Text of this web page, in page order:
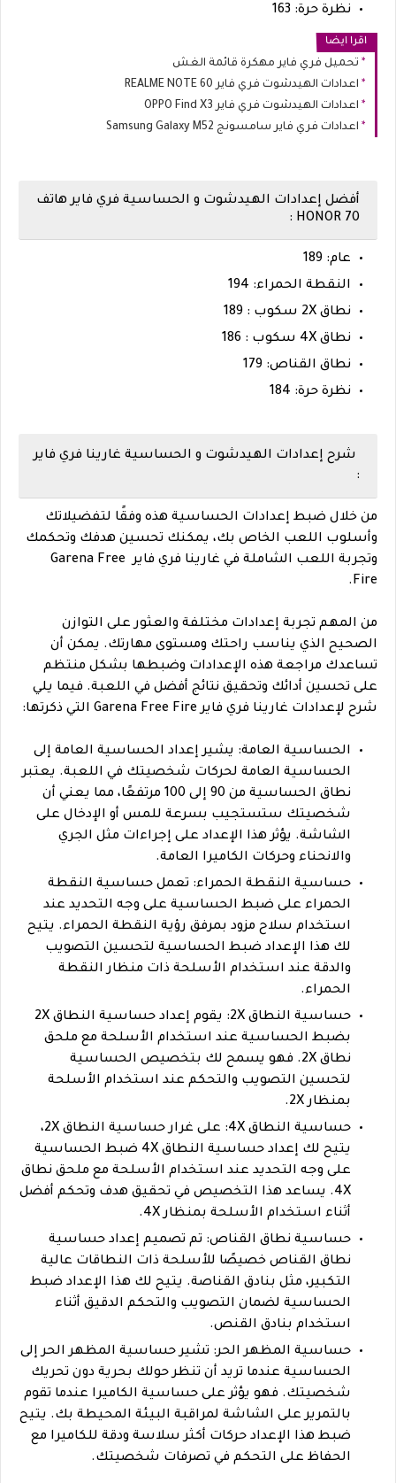
نظرة حرة: 163
اقرا ايضا
تحميل فري فاير مهكرة قائمة الغش
اعدادات الهيدشوت فري فاير REALME NOTE 60
اعدادات الهيدشوت فري فاير OPPO Find X3
اعدادات فري فاير سامسونج Samsung Galaxy M52
أفضل إعدادات الهيدشوت و الحساسية فري فاير هاتف
HONOR 70 :
عام: 189
النقطة الحمراء: 194
نطاق 2X سكوب : 189
نطاق 4X سكوب : 186
نطاق القناص: 179
نظرة حرة: 184
شرح إعدادات الهيدشوت و الحساسية غارينا فري فاير
:
من خلال ضبط إعدادات الحساسية هذه وفقًا لتفضيلاتك
وأسلوب اللعب الخاص بك، يمكنك تحسين هدفك وتحكمك
وتجربة اللعب الشاملة في غارينا فري فاير Garena Free
Fire.
من المهم تجربة إعدادات مختلفة والعثور على التوازن
الصحيح الذي يناسب راحتك ومستوى مهارتك. يمكن أن
تساعدك مراجعة هذه الإعدادات وضبطها بشكل منتظم
على تحسين أدائك وتحقيق نتائج أفضل في اللعبة. فيما يلي
شرح لإعدادات غارينا فري فاير Garena Free Fire التي ذكرتها:
الحساسية العامة: يشير إعداد الحساسية العامة إلى
الحساسية العامة لحركات شخصيتك في اللعبة. يعتبر
نطاق الحساسية من 90 إلى 100 مرتفعًا، مما يعني أن
شخصيتك ستستجيب بسرعة للمس أو الإدخال على
الشاشة. يؤثر هذا الإعداد على إجراءات مثل الجري
والانحناء وحركات الكاميرا العامة.
حساسية النقطة الحمراء: تعمل حساسية النقطة
الحمراء على ضبط الحساسية على وجه التحديد عند
استخدام سلاح مزود بمرفق رؤية النقطة الحمراء. يتيح
لك هذا الإعداد ضبط الحساسية لتحسين التصويب
والدقة عند استخدام الأسلحة ذات منظار النقطة
الحمراء.
حساسية النطاق 2X: يقوم إعداد حساسية النطاق 2X
بضبط الحساسية عند استخدام الأسلحة مع ملحق
نطاق 2X. فهو يسمح لك بتخصيص الحساسية
لتحسين التصويب والتحكم عند استخدام الأسلحة
بمنظار 2X.
حساسية النطاق 4X: على غرار حساسية النطاق 2X،
يتيح لك إعداد حساسية النطاق 4X ضبط الحساسية
على وجه التحديد عند استخدام الأسلحة مع ملحق نطاق
4X. يساعد هذا التخصيص في تحقيق هدف وتحكم أفضل
أثناء استخدام الأسلحة بمنظار 4X.
حساسية نطاق القناص: تم تصميم إعداد حساسية
نطاق القناص خصيصًا للأسلحة ذات النطاقات عالية
التكبير، مثل بنادق القناصة. يتيح لك هذا الإعداد ضبط
الحساسية لضمان التصويب والتحكم الدقيق أثناء
استخدام بنادق القنص.
حساسية المظهر الحر: تشير حساسية المظهر الحر إلى
الحساسية عندما تريد أن تنظر حولك بحرية دون تحريك
شخصيتك. فهو يؤثر على حساسية الكاميرا عندما تقوم
بالتمرير على الشاشة لمراقبة البيئة المحيطة بك. يتيح
ضبط هذا الإعداد حركات أكثر سلاسة ودقة للكاميرا مع
الحفاظ على التحكم في تصرفات شخصيتك.